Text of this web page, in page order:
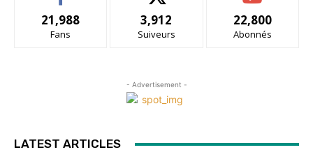
21,988
Fans
3,912
Suiveurs
22,800
Abonnés
- Advertisement -
LATEST ARTICLES